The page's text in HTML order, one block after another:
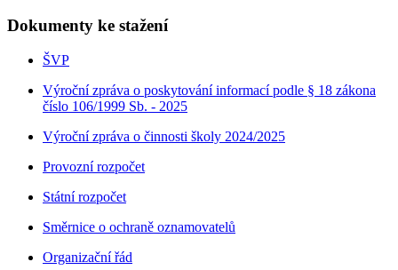
Dokumenty ke stažení
ŠVP
Výroční zpráva o poskytování informací podle § 18 zákona
číslo 106/1999 Sb. - 2025
Výroční zpráva o činnosti školy 2024/2025
Provozní rozpočet
Státní rozpočet
Směrnice o ochraně oznamovatelů
Organizační řád